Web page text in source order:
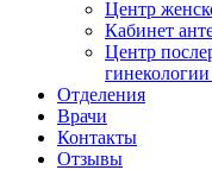
Центр
Кабинет
Центр
Отделения
Врачи
Контакты
Отзывы